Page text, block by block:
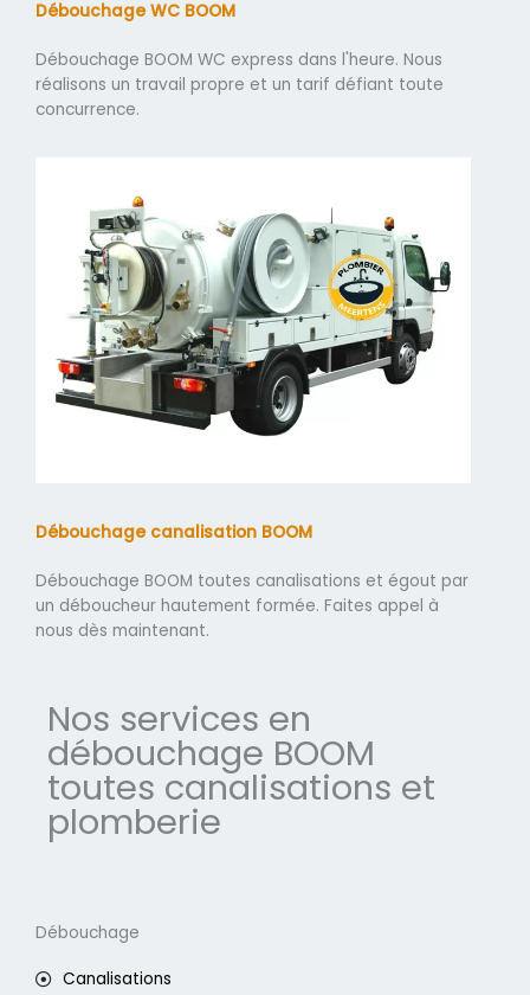
Débouchage WC BOOM
Débouchage BOOM WC express dans l'heure. Nous
réalisons un travail propre et un tarif défiant toute
concurrence.
Débouchage canalisation BOOM
Débouchage BOOM toutes canalisations et égout par
un déboucheur hautement formée. Faites appel à
nous dès maintenant.
Nos services en
débouchage BOOM
toutes canalisations et
plomberie
Débouchage
Canalisations